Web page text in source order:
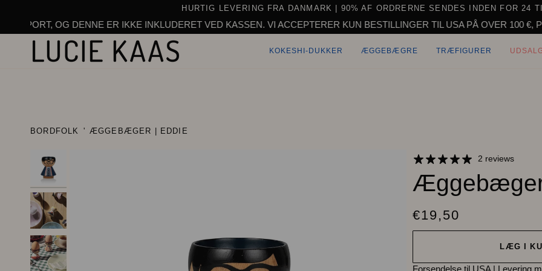
HURTIG LEVERING FRA DANMARK | 90% AF ORDRERNE SENDES INDEN FOR 24
DENNE ER IKKE INKLUDERET VED KASSEN. VI ACCEPTERER KUN BESTILLINGER TIL USA PÅ OVER 100 €, PÅ
KOKESHI-DUKKER ÆGGEBÆGRE TRÆFIGURER
BORDFOLK ' ÆGGEBÆGER | EDDIE
2 reviews
€19,50
LÆG I
Forsendelse til USA | Levering